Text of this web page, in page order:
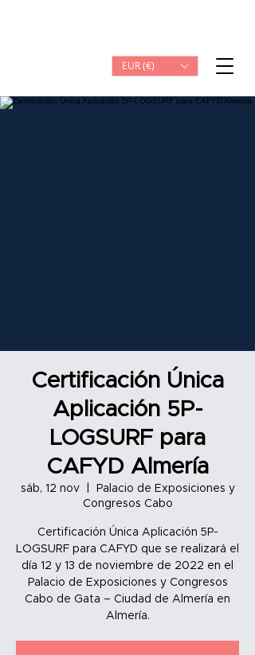
EUR (€)
Certificación Única
Aplicación 5P-
LOGSURF para
CAFYD Almería
sáb, 12 nov
  |
Palacio de Exposiciones y
Congresos Cabo
Certificación Única Aplicación 5P-
LOGSURF para CAFYD que se realizará el
día 12 y 13 de noviembre de 2022 en el
Palacio de Exposiciones y Congresos
Cabo de Gata – Ciudad de Almería en
Almería.